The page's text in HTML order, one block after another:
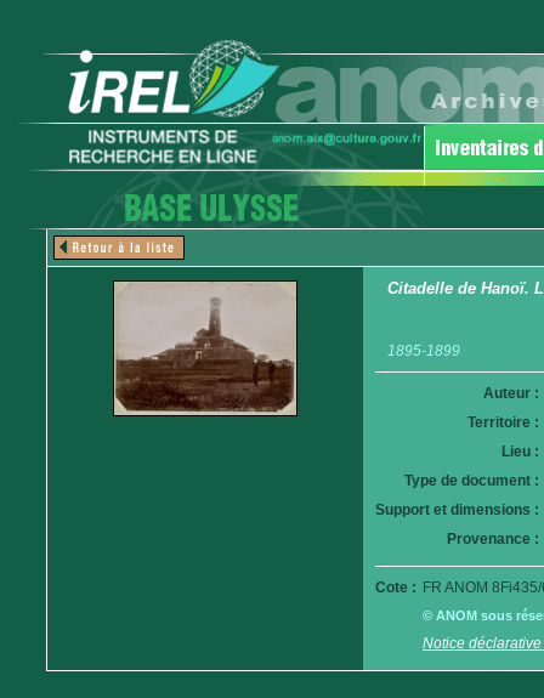
Citadelle de Hanoï.
1895-1899
Auteur :
Territoire :
Lieu :
Type de document :
Support et dimensions :
Provenance :
Cote : FR ANOM
© ANOM sous
Notice